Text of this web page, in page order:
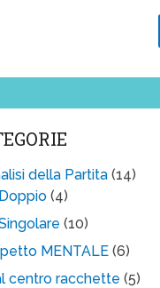
della Partita(14)
Doppio(4)
(10)
MENTALE(6)
centro racchette (5)